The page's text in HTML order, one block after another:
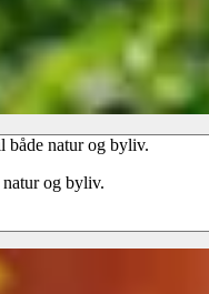
natur og byliv.
og byliv.